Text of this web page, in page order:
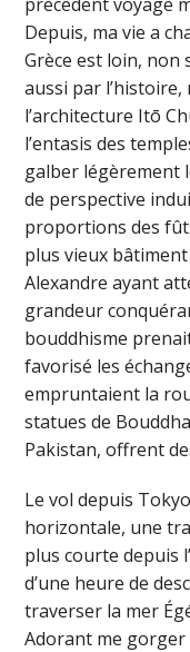
Depuis, ma vie a
Grèce est loin, non
aussi par l’histoire,
l’architecture Itō
l’entasis des
galber légèrement
de perspective
proportions des
plus vieux
Alexandre ayant
grandeur
bouddhisme
favorisé les
empruntaient la
statues de
Pakistan, offrent
Le vol depuis
horizontale, une
plus courte depuis
d’une heure de
traverser la mer
Adorant me